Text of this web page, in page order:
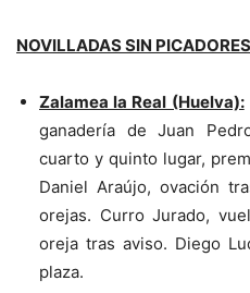
NOVILLADAS SIN PICADORES
Zalamea la Real (Huelva):
ganadería de Juan
cuarto y quinto lugar,
Daniel Araújo, ovación
orejas. Curro Jurado,
oreja tras aviso. Diego
plaza.